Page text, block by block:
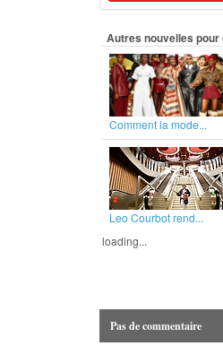
Autres nouvelles
Comment la mode...
Leo Courbot rend...
loading...
Pas de commentaire